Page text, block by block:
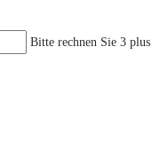
Bitte rechnen Sie 3 plus